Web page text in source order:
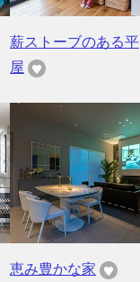
薪ストーブのある平
屋
恵み豊かな家